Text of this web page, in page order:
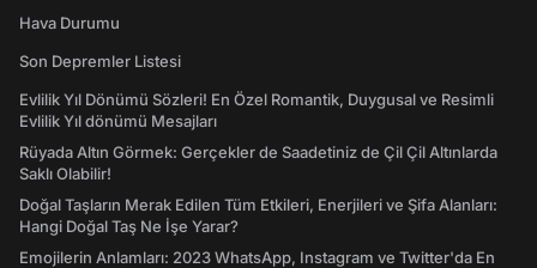
Hava Durumu
Son Depremler Listesi
Evlilik Yıl Dönümü Sözleri! En Özel Romantik, Duygusal ve Resimli
Evlilik Yıl dönümü Mesajları
Rüyada Altın Görmek: Gerçekler de Saadetiniz de Çil Çil Altınlarda
Saklı Olabilir!
Doğal Taşların Merak Edilen Tüm Etkileri, Enerjileri ve Şifa Alanları:
Hangi Doğal Taş Ne İşe Yarar?
Emojilerin Anlamları: 2023 WhatsApp, Instagram ve Twitter'da En